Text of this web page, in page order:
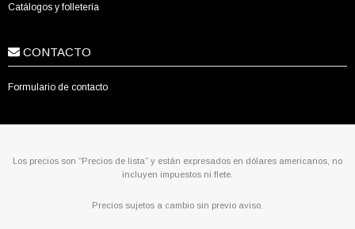
Catálogos y folletería
CONTACTO
Formulario de contacto
Los precios son “Precios de lista” y están expresados en dólares americanos, no
incluyen impuestos ni flete.
Precios sujetos a cambio sin previo aviso.